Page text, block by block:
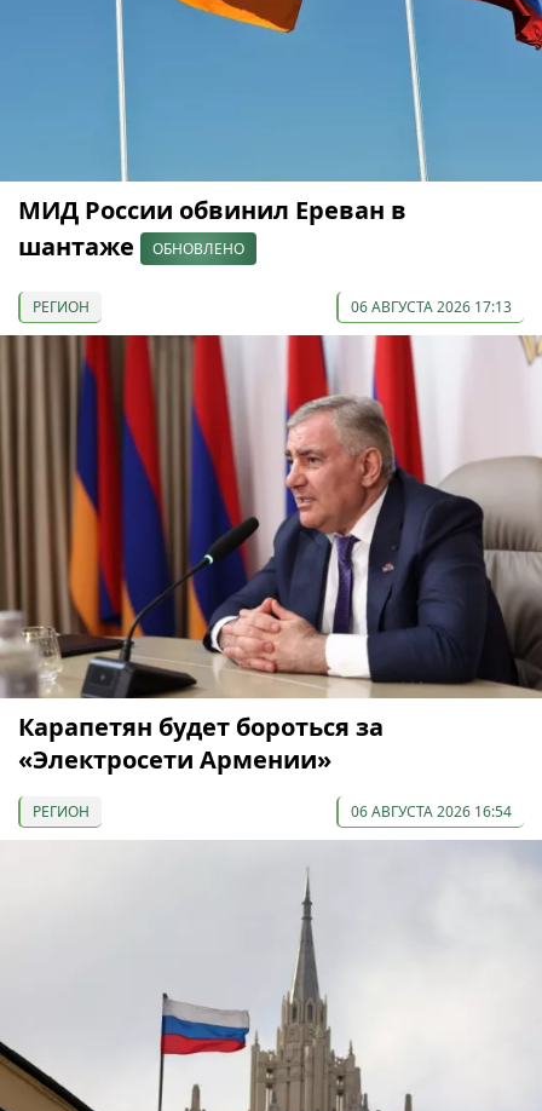
МИД России обвинил Ереван в
шантаже
ОБНОВЛЕНО
РЕГИОН 06 АВГУСТА 2026 17:13
Карапетян будет бороться за
«Электросети Армении»
РЕГИОН 06 АВГУСТА 2026 16:54